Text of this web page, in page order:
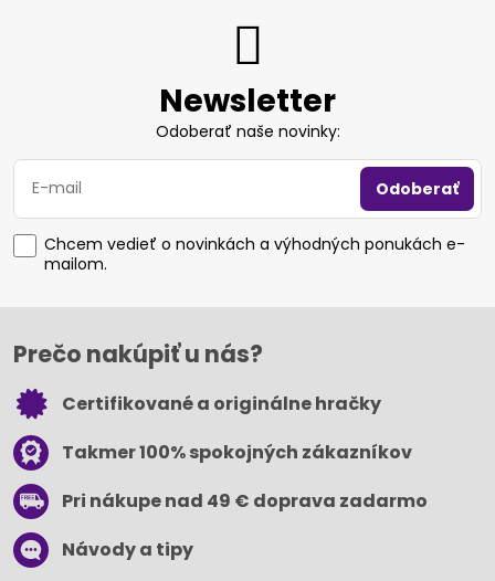
Newsletter
Odoberať naše novinky:
Odoberať
Chcem vedieť o novinkách a výhodných ponukách e-
mailom.
Prečo nakúpiť u nás?
Certifikované a originálne hračky
Takmer 100% spokojných zákazníkov
Pri nákupe nad 49 € doprava zadarmo
Návody a tipy